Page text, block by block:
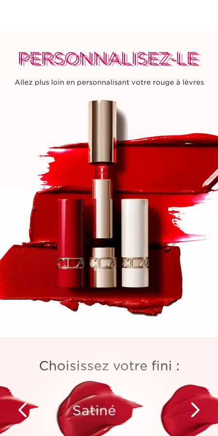
PERSONNALISEZ-LE
PERSONNALISEZ-LE
PERSONNALISEZ-LE
Allez plus loin en personnalisant votre rouge à lèvres
Choisissez votre fini :
Satiné